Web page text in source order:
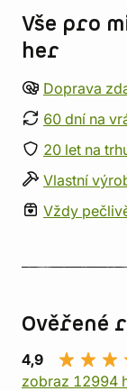
Vše pro
her
Doprava
60 dní na
20 let na
Vlastní
Vždy
Ověřené
4,9
zobraz 12994